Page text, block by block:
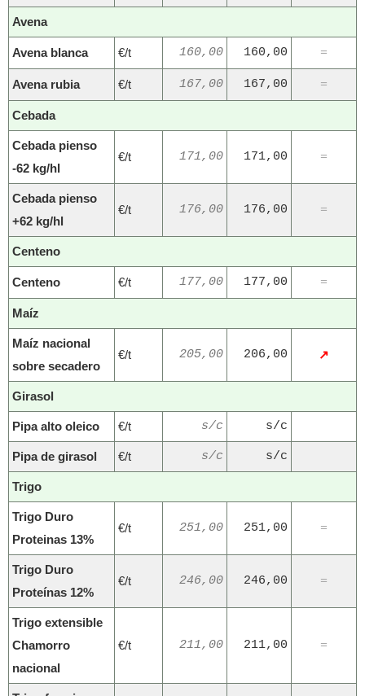
Avena
Avena blanca €/t 160,00 160,00 =
Avena rubia €/t 167,00 167,00 =
Cebada
Cebada pienso
-62 kg/hl
€/t 171,00 171,00 =
Cebada pienso
+62 kg/hl
€/t 176,00 176,00 =
Centeno
Centeno €/t 177,00 177,00 =
Maíz
Maíz nacional
sobre secadero
€/t 205,00 206,00 ↗
Girasol
Pipa alto oleico €/t s/c s/c
Pipa de girasol €/t s/c s/c
Trigo
Trigo Duro
Proteinas 13%
€/t 251,00 251,00 =
Trigo Duro
Proteínas 12%
€/t 246,00 246,00 =
Trigo extensible
Chamorro
nacional
€/t 211,00 211,00 =